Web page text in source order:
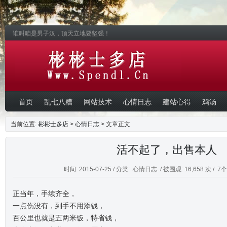
谁叫咱是男子汉，顶天立地要坚强！
首页 乱七八糟 网站技术 心情日志 建站心得 鸡汤
当前位置: 彬彬士多店 > 心情日志 > 文章正文
活不起了，出售本人
时间: 2015-07-25 / 分类: 心情日志 / 被围观: 16,658 次 / 7
正当年，手续齐全，
一点伤没有，到手不用添钱，
百公里也就是五两米饭，特省钱，